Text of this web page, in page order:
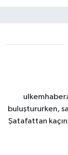
buluştururken,
Şatafattan